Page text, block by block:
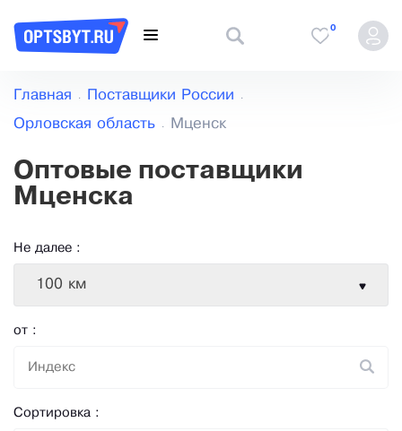
0
Главная Поставщики России
Орловская область Мценск
Оптовые поставщики
Мценска
Не далее :
100 км
от :
Сортировка :